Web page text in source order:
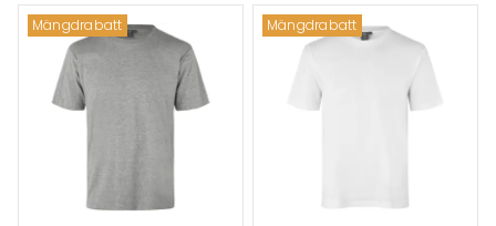
Mängdrabatt Mängdrabatt